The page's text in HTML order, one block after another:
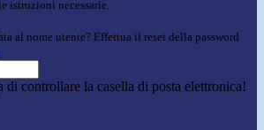
istruzioni necessarie.
al nome utente? Effettua il reset della password
di controllare la casella di posta elettronica!